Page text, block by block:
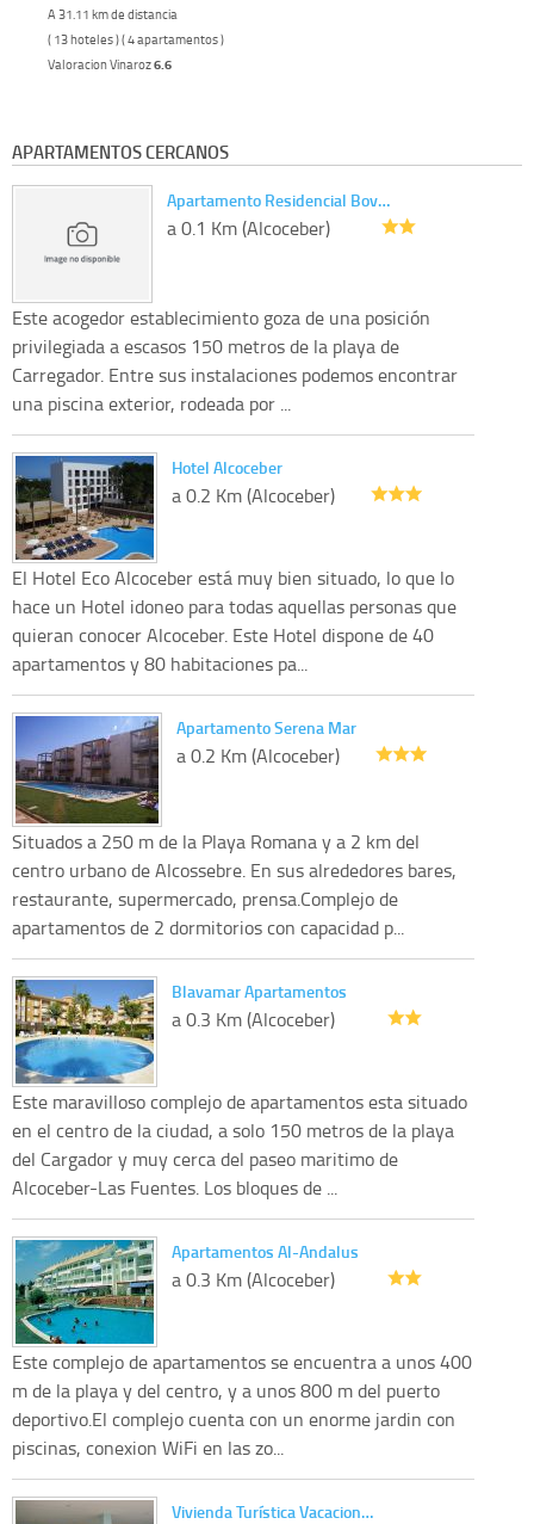
A 31.11 km de distancia
( 13 hoteles ) ( 4 apartamentos )
Valoracion Vinaroz6.6
APARTAMENTOS CERCANOS
Apartamento Residencial Bov…
a 0.1 Km (Alcoceber)
Este acogedor establecimiento goza de una posición
privilegiada a escasos 150 metros de la playa de
Carregador. Entre sus instalaciones podemos encontrar
una piscina exterior, rodeada por ...
Hotel Alcoceber
a 0.2 Km (Alcoceber)
El Hotel Eco Alcoceber está muy bien situado, lo que lo
hace un Hotel idoneo para todas aquellas personas que
quieran conocer Alcoceber. Este Hotel dispone de 40
apartamentos y 80 habitaciones pa...
Apartamento Serena Mar
a 0.2 Km (Alcoceber)
Situados a 250 m de la Playa Romana y a 2 km del
centro urbano de Alcossebre. En sus alrededores bares,
restaurante, supermercado, prensa.Complejo de
apartamentos de 2 dormitorios con capacidad p...
Blavamar Apartamentos
a 0.3 Km (Alcoceber)
Este maravilloso complejo de apartamentos esta situado
en el centro de la ciudad, a solo 150 metros de la playa
del Cargador y muy cerca del paseo maritimo de
Alcoceber-Las Fuentes. Los bloques de ...
Apartamentos Al-Andalus
a 0.3 Km (Alcoceber)
Este complejo de apartamentos se encuentra a unos 400
m de la playa y del centro, y a unos 800 m del puerto
deportivo.El complejo cuenta con un enorme jardin con
piscinas, conexion WiFi en las zo...
Vivienda Turística Vacacion…